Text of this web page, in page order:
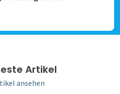
Artikel
ansehen